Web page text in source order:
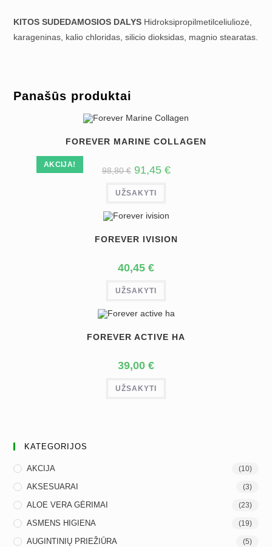
KITOS SUDEDAMOSIOS DALYS Hidroksipropilmetilceliuliozė,
karageninas, kalio chloridas, silicio dioksidas, magnio stearatas.
Panašūs produktai
AKCIJA!
FOREVER MARINE COLLAGEN
98,80€ ORIGINAL
PRICE
WAS:
98,80 €.
91,45 €CURRENT
PRICE
UŽSAKYTI
FOREVER IVISION
40,45 €
UŽSAKYTI
FOREVER ACTIVE HA
39,00 €
UŽSAKYTI
KATEGORIJOS
AKCIJA (10)
AKSESUARAI (3)
ALOE VERA GĖRIMAI (23)
ASMENS HIGIENA (19)
AUGINTINIŲ PRIEŽIŪRA (5)